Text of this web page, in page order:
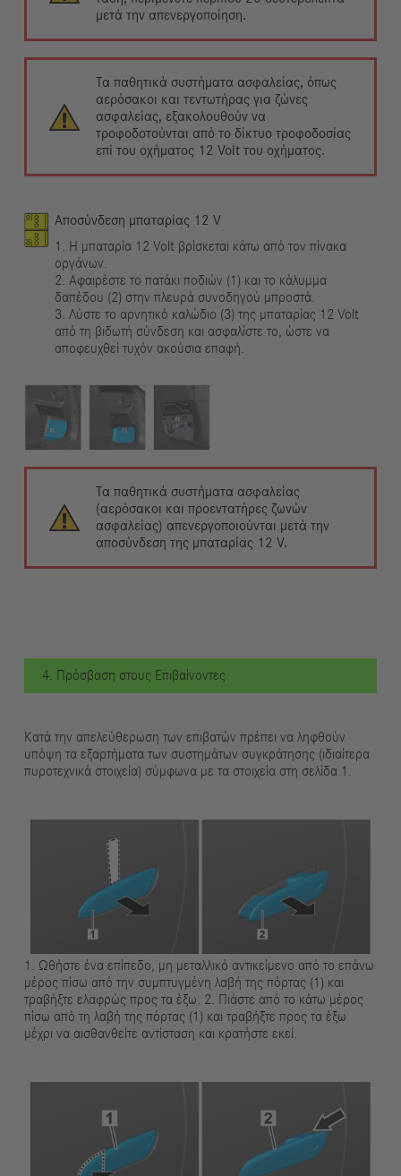
μετά την απενεργοποίηση.
Τα παθητικά συστήματα ασφαλείας, όπως
αερόσακοι και τεντωτήρας για ζώνες
ασφαλείας, εξακολουθούν να
τροφοδοτούνται από το δίκτυο τροφοδοσίας
επί του οχήματος 12 Volt του οχήματος.
Αποσύνδεση μπαταρίας 12 V
1. Η μπαταρία 12 Volt βρίσκεται κάτω από τον πίνακα
οργάνων.
2. Αφαιρέστε το πατάκι ποδιών (1) και το κάλυμμα
δαπέδου (2) στην πλευρά συνοδηγού μπροστά.
3. Λύστε το αρνητικό καλώδιο (3) της μπαταρίας 12 Volt
από τη βιδωτή σύνδεση και ασφαλίστε το, ώστε να
αποφευχθεί τυχόν ακούσια επαφή.
Τα παθητικά συστήματα ασφαλείας
(αερόσακοι και προεντατήρες ζωνών
ασφαλείας) απενεργοποιούνται μετά την
αποσύνδεση της μπαταρίας 12 V.
4. Πρόσβαση στους Επιβαίνοντες
Κατά την απελεύθερωση των επιβατών πρέπει να ληφθούν
υπόψη τα εξαρτήματα των συστημάτων συγκράτησης (ιδιαίτερα
πυροτεχνικά στοιχεία) σύμφωνα με τα στοιχεία στη σελίδα 1.
1. Ωθήστε ένα επίπεδο, μη μεταλλικό αντικείμενο από το επάνω
μέρος πίσω από την συμπτυγμένη λαβή της πόρτας (1) και
τραβήξτε ελαφρώς προς τα έξω. 2. Πιάστε από το κάτω μέρος
πίσω από τη λαβή της πόρτας (1) και τραβήξτε προς τα έξω
μέχρι να αισθανθείτε αντίσταση και κρατήστε εκεί.